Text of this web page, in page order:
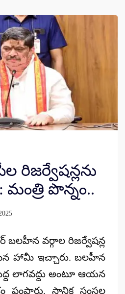
రిజర్వేషన్లను
మంత్రి పొన్నం..
బలహీన వర్గాల రిజర్వేషన్ల
హామీ ఇచ్చారు. బలహీన
లాగవద్దు అంటూ ఆయన
పంపారు. స్థానిక సంస్థల